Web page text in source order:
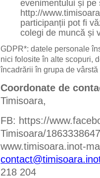
evenimentului și pe
http://
participanții pot fi
colegi de muncă și
GDPR*: datele personale
nici folosite în alte scopuri,
încadrării în grupa de
Coordonate de
Timisoara,
FB: https://
Timisoara/
218 204